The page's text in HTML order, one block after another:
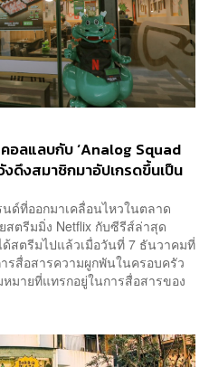
อลแลบกับ ‘Analog Squad
ดึงสมาชิกมาอัปเกรดขึ้นเป็น
ด์ที่ออกมาเคลื่อนไหวในตลาด
สตรีมมิ่ง Netflix กับซีรีส์ล่าสุด
ด้สตรีมไปแล้วเมื่อวันที่ 7 ธันวาคมที่
สื่อสารความผูกพันในครอบครัว
มายที่แทรกอยู่ในการสื่อสารของ